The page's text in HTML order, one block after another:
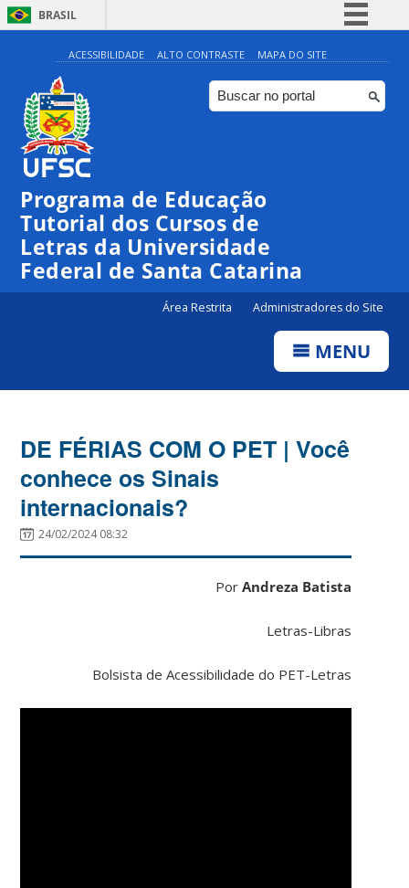
BRASIL
Simplifique!
Comunica BR
Participe
ACESSIBILIDADE ALTO CONTRASTE MAPA DO SITE
Programa de Educação
Tutorial dos Cursos de
Letras da Universidade
Federal de Santa Catarina
Área Restrita Administradores do Site
MENU
DE FÉRIAS COM O PET | Você
conhece os Sinais
internacionais?
24/02/2024 08:32
PorAndreza Batista
Letras-Libras
Bolsista de Acessibilidade do PET-Letras